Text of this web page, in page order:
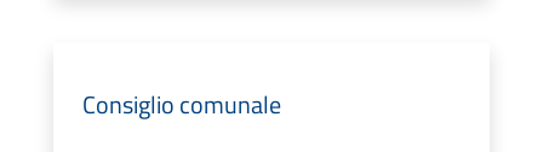
Consiglio comunale